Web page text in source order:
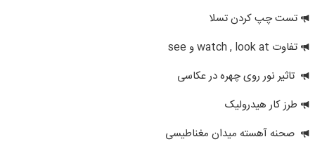
تست چپ کردن تسلا
تفاوت watch , look at و see
تاثیر نور روی چهره در عکاسی
طرز کار هیدرولیک
صحنه آهسته میدان مغناطیسی